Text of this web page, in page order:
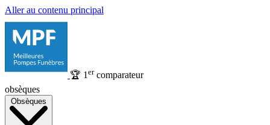
Aller au contenu principal
🏆 1 ercomparateur
obsèques
Obsèques